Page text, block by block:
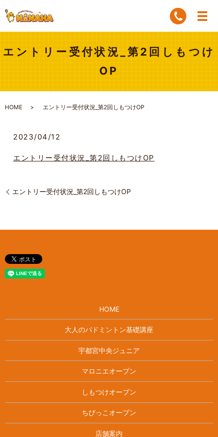
エントリー受付状況_第2回しもつけ
OP
HOME エントリー受付状況_第2回しもつけOP
2023/04/12
エントリー受付状況_第2回しもつけOP
エントリー受付状況_第2回しもつけOP
HOME
大人のバドミントン基礎講座
宇都宮中央ジュニア
マロニエオープン
しもつけオープン
ちびっこオープン
店舗案内